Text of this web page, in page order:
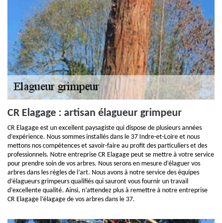
CR Elagage : artisan élagueur grimpeur
CR Elagage est un excellent paysagiste qui dispose de plusieurs années
d’expérience. Nous sommes installés dans le 37 Indre-et-Loire et nous
mettons nos compétences et savoir-faire au profit des particuliers et des
professionnels. Notre entreprise CR Elagage peut se mettre à votre service
pour prendre soin de vos arbres. Nous serons en mesure d’élaguer vos
arbres dans les règles de l’art. Nous avons à notre service des équipes
d’élagueurs grimpeurs qualifiés qui sauront vous fournir un travail
d’excellente qualité. Ainsi, n’attendez plus à remettre à notre entreprise
CR Elagage l’élagage de vos arbres dans le 37.